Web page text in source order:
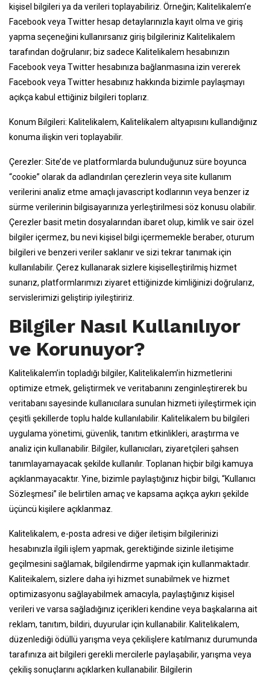
kişisel bilgileri ya da verileri toplayabiliriz. Örneğin; Kalitelikalem’e
Facebook veya Twitter hesap detaylarınızla kayıt olma ve giriş
yapma seçeneğini kullanırsanız giriş bilgileriniz Kalitelikalem
tarafından doğrulanır; biz sadece Kalitelikalem hesabınızın
Facebook veya Twitter hesabınıza bağlanmasına izin vererek
Facebook veya Twitter hesabınız hakkında bizimle paylaşmayı
açıkça kabul ettiğiniz bilgileri toplarız.
Konum Bilgileri: Kalitelikalem, Kalitelikalem altyapısını kullandığınız
konuma ilişkin veri toplayabilir.
Çerezler: Site’de ve platformlarda bulunduğunuz süre boyunca
“cookie” olarak da adlandırılan çerezlerin veya site kullanım
verilerini analiz etme amaçlı javascript kodlarının veya benzer iz
sürme verilerinin bilgisayarınıza yerleştirilmesi söz konusu olabilir.
Çerezler basit metin dosyalarından ibaret olup, kimlik ve sair özel
bilgiler içermez, bu nevi kişisel bilgi içermemekle beraber, oturum
bilgileri ve benzeri veriler saklanır ve sizi tekrar tanımak için
kullanılabilir. Çerez kullanarak sizlere kişiselleştirilmiş hizmet
sunarız, platformlarımızı ziyaret ettiğinizde kimliğinizi doğrularız,
servislerimizi geliştirip iyileştiririz.
Bilgiler Nasıl Kullanılıyor
ve Korunuyor?
Kalitelikalem’in topladığı bilgiler, Kalitelikalem’in hizmetlerini
optimize etmek, geliştirmek ve veritabanını zenginleştirerek bu
veritabanı sayesinde kullanıcılara sunulan hizmeti iyileştirmek için
çeşitli şekillerde toplu halde kullanılabilir. Kalitelikalem bu bilgileri
uygulama yönetimi, güvenlik, tanıtım etkinlikleri, araştırma ve
analiz için kullanabilir. Bilgiler, kullanıcıları, ziyaretçileri şahsen
tanımlayamayacak şekilde kullanılır. Toplanan hiçbir bilgi kamuya
açıklanmayacaktır. Yine, bizimle paylaştığınız hiçbir bilgi, “Kullanıcı
Sözleşmesi” ile belirtilen amaç ve kapsama açıkça aykırı şekilde
üçüncü kişilere açıklanmaz.
Kalitelikalem, e-posta adresi ve diğer iletişim bilgilerinizi
hesabınızla ilgili işlem yapmak, gerektiğinde sizinle iletişime
geçilmesini sağlamak, bilgilendirme yapmak için kullanmaktadır.
Kaliteikalem, sizlere daha iyi hizmet sunabilmek ve hizmet
optimizasyonu sağlayabilmek amacıyla, paylaştığınız kişisel
verileri ve varsa sağladığınız içerikleri kendine veya başkalarına ait
reklam, tanıtım, bildiri, duyurular için kullanabilir. Kalitelikalem,
düzenlediği ödüllü yarışma veya çekilişlere katılmanız durumunda
tarafınıza ait bilgileri gerekli mercilerle paylaşabilir, yarışma veya
çekiliş sonuçlarını açıklarken kullanabilir. Bilgilerin